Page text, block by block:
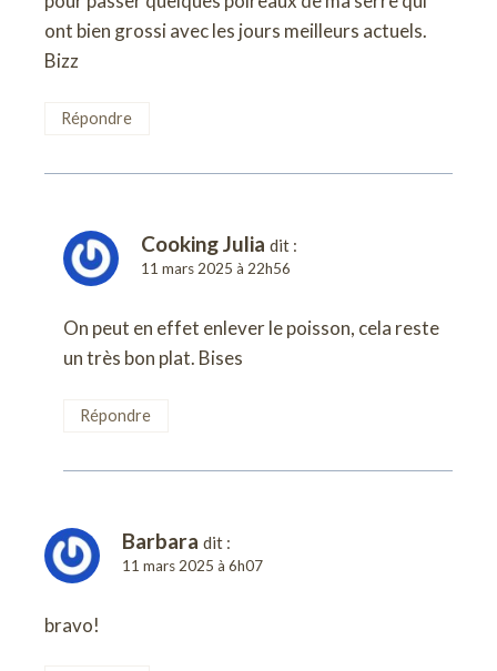
ont bien grossi avec les jours meilleurs actuels.
Bizz
Répondre
Cooking Julia dit :
11 mars 2025 à 22h56
On peut en effet enlever le poisson, cela reste
un très bon plat. Bises
Répondre
Barbara dit :
11 mars 2025 à 6h07
bravo!